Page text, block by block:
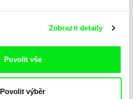
Zobrazit detaily
Povolit vše
Povolit výběr
Notes From Buena Vista